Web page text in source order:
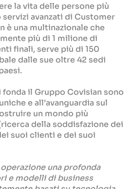
la vita delle persone più
avanzati di Customer
è una multinazionale che
più di 1 milione di
finali, serve più di 150
dalle sue oltre 42 sedi
il Gruppo Covisian sono
e all’avanguardia sul
un mondo più
della soddisfazione dei
suoi clienti e dei suoi
una profonda
e modelli di business